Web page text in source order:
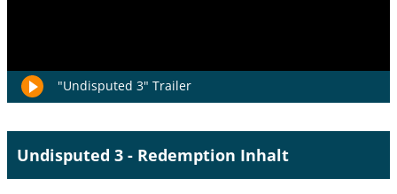
"Undisputed 3" Trailer
Undisputed 3 - Redemption Inhalt